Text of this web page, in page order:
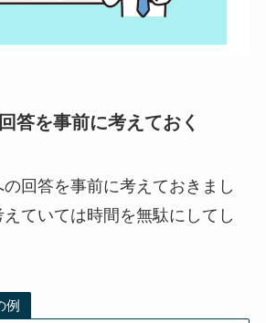
答を事前に考えておく
回答を事前に考えておきまし
ていては時間を無駄にしてし
例